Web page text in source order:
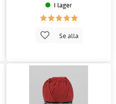
I lager
Se alla